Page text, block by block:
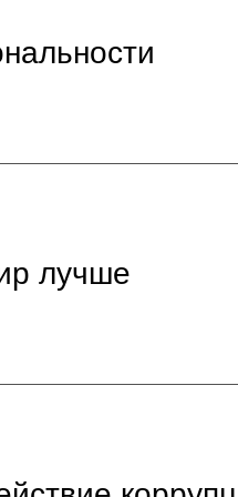
лучше